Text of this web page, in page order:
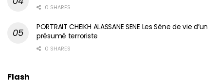
0 SHARES
PORTRAIT CHEIKH ALASSANE SENE Les Sène de vie d’un
présumé terroriste
0 SHARES
Flash